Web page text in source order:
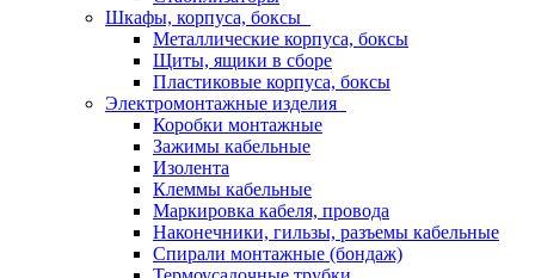
Шкафы, корпуса, боксы
Металлические корпуса, боксы
Щиты, ящики в сборе
Пластиковые корпуса, боксы
Электромонтажные изделия
Коробки монтажные
Зажимы кабельные
Изолента
Клеммы кабельные
Маркировка кабеля, провода
Наконечники, гильзы, разъемы кабельные
Спирали монтажные (бондаж)